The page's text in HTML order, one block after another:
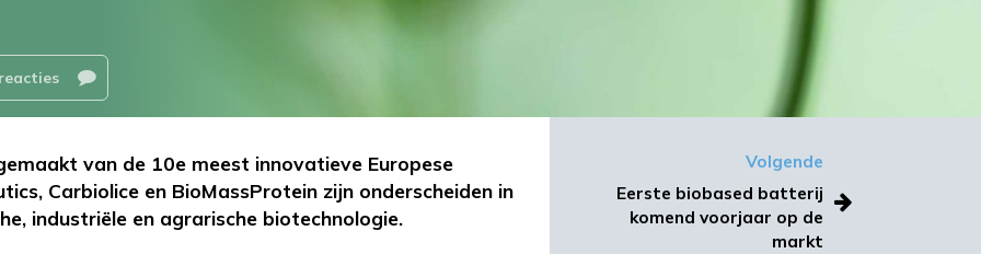
van de 10e meest innovatieve Europese
Carbiolice en BioMassProtein zijn onderscheiden in
industriële en agrarische biotechnologie.
Volgende
Eerste biobased batterij
komend voorjaar op de
markt